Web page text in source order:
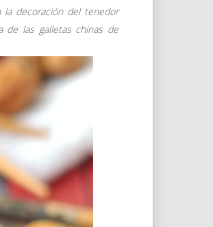
la decoración del tenedor
de las galletas chinas de